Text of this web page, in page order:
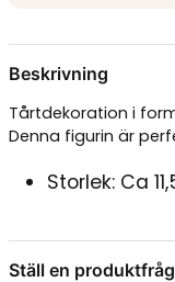
Beskrivning
Tårtdekoration i
Denna figurin är
Storlek: Ca
Ställ en